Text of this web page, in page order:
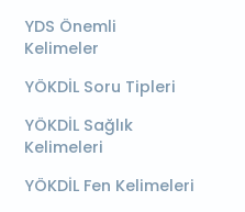
YDS Önemli
Kelimeler
YÖKDİL Soru Tipleri
YÖKDİL Sağlık
Kelimeleri
YÖKDİL Fen Kelimeleri